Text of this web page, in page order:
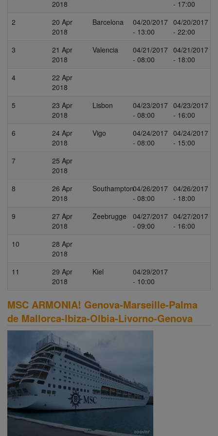
2018
- 17:00
2
20 Apr
2018
Barcelona
04/20/2017
- 13:00
04/20/2017
- 22:00
3
21 Apr
2018
Valencia
04/21/2017
- 08:00
04/21/2017
- 18:00
4
22 Apr
2018
5
23 Apr
2018
Lisbon
04/23/2017
- 08:00
04/23/2017
- 16:00
6
24 Apr
2018
Vigo
04/24/2017
- 08:00
04/24/2017
- 15:00
7
25 Apr
2018
8
26 Apr
2018
Southampton04/26/2017
- 08:00
04/26/2017
- 18:00
9
27 Apr
2018
Zeebrugge
04/27/2017
- 09:00
04/27/2017
- 16:00
10
28 Apr
2018
11
29 Apr
2018
Kiel
04/29/2017
- 10:00
MSC ARMONIA! Genova-Marseille-Palma
de Mallorca-Ibiza-Olbia-Livorno-Genova
Află primul cele mai noi oferte